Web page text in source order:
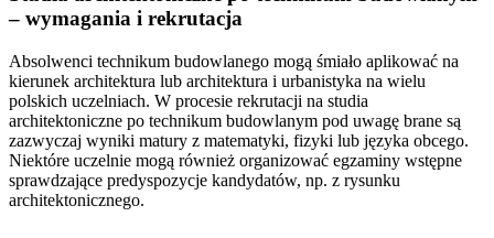
– wymagania i rekrutacja
Absolwenci technikum budowlanego mogą śmiało aplikować na
kierunek architektura lub architektura i urbanistyka na wielu
polskich uczelniach. W procesie rekrutacji na studia
architektoniczne po technikum budowlanym pod uwagę brane są
zazwyczaj wyniki matury z matematyki, fizyki lub języka obcego.
Niektóre uczelnie mogą również organizować egzaminy wstępne
sprawdzające predyspozycje kandydatów, np. z rysunku
architektonicznego.